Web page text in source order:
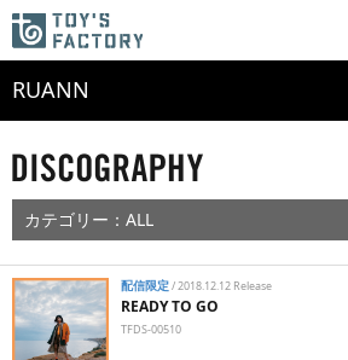
RUANN
配信限定/2018.12.12 Release
READY TO GO
TFDS-00510